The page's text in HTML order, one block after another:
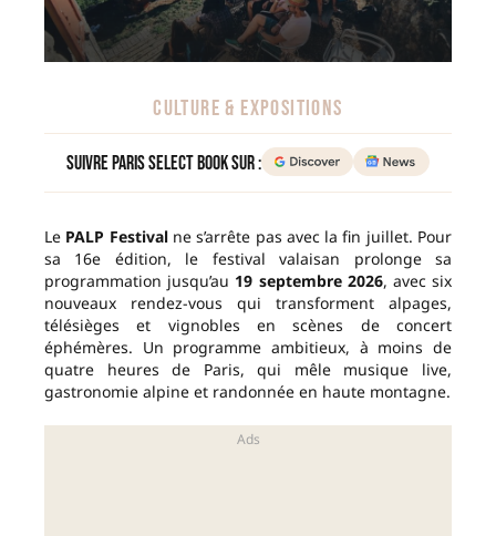
CULTURE & EXPOSITIONS
Suivre Paris Select Book sur :
Le PALP Festivalne s’arrête pas avec la fin juillet. Pour
sa 16e édition, le festival valaisan prolonge sa
programmation jusqu’au 19 septembre 2026, avec six
nouveaux rendez-vous qui transforment alpages,
télésièges et vignobles en scènes de concert
éphémères. Un programme ambitieux, à moins de
quatre heures de Paris, qui mêle musique live,
gastronomie alpine et randonnée en haute montagne.